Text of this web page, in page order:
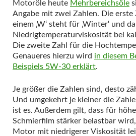
Motoröle heute Mehrbereichsöle
Angabe mit zwei Zahlen. Die erste
einem ‚W‘ steht für ‚Winter‘ und
Niedrigtemperaturviskosität bei
Die zweite Zahl für die
Genaueres hierzu wird in diesem
Beispiels 5W-30 erklärt.
Je größer die Zahlen sind, desto
Und umgekehrt je kleiner die
ist es. Außerdem gilt, dass für
Schmierfilm stärker belastbar
Motor mit niedrigerer Viskosität